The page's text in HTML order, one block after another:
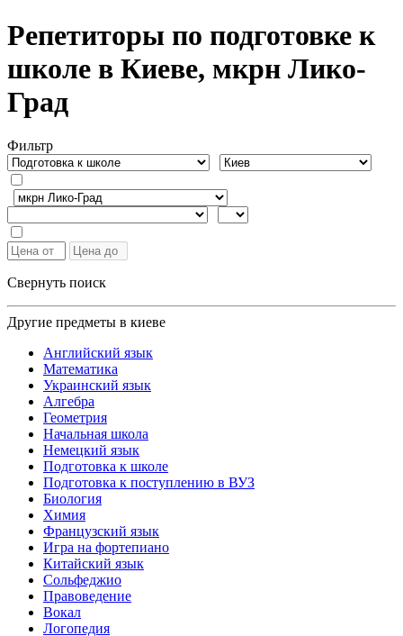
Репетиторы по подготовке к
школе в Киеве, мкрн Лико-
Град
Фильтр
Свернуть поиск
Другие предметы в киеве
Английский язык
Математика
Украинский язык
Алгебра
Геометрия
Начальная школа
Немецкий язык
Подготовка к школе
Подготовка к поступлению в ВУЗ
Биология
Химия
Французский язык
Игра на фортепиано
Китайский язык
Сольфеджио
Правоведение
Вокал
Логопедия